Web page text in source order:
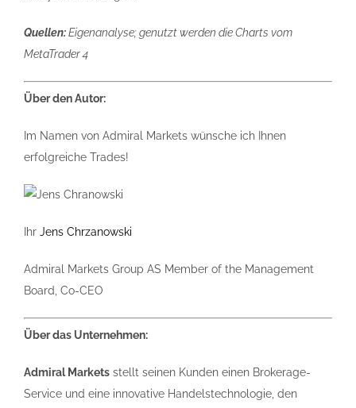
Quellen:Eigenanalyse; genutzt werden die Charts vom
MetaTrader 4
Über den Autor:
Im Namen von Admiral Markets wünsche ich Ihnen
erfolgreiche Trades!
Ihr Jens Chrzanowski
Admiral Markets Group AS Member of the Management
Board, Co-CEO
Über das Unternehmen:
Admiral Markets stellt seinen Kunden einen Brokerage-
Service und eine innovative Handelstechnologie, den